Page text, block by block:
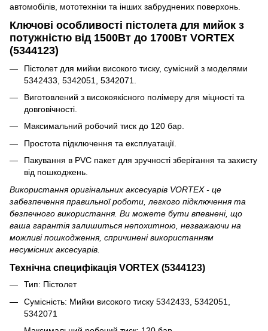
автомобілів, мототехніки та інших забруднених поверхонь.
Ключові особливості пістолета для мийок з
потужністю від 1500Вт до 1700Вт VORTEX
(5344123)
Пістолет для мийки високого тиску, сумісний з моделями
5342433, 5342051, 5342071.
Виготовлений з високоякісного полімеру для міцності та
довговічності.
Максимальний робочий тиск до 120 бар.
Простота підключення та експлуатації.
Пакування в PVC пакет для зручності зберігання та захисту
від пошкоджень.
Використання оригінальних аксесуарів VORTEX - це
забезпечення правильної роботи, легкого підключення та
безпечного використання. Ви можете бути впевнені, що
ваша гарантія залишиться непохитною, незважаючи на
можливі пошкодження, спричинені використанням
несумісних аксесуарів.
Технічна специфікація VORTEX (5344123)
Тип: Пістолет
Сумісність: Мийки високого тиску 5342433, 5342051,
5342071